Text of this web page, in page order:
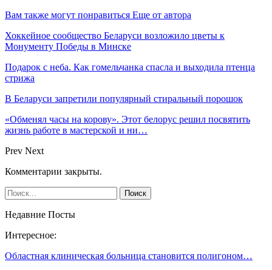
Вам также могут понравиться Еще от автора
Хоккейное сообщество Беларуси возложило цветы к
Монументу Победы в Минске
Подарок с неба. Как гомельчанка спасла и выходила птенца
стрижа
В Беларуси запретили популярный стиральный порошок
«Обменял часы на корову». Этот белорус решил посвятить
жизнь работе в мастерской и ни…
Prev Next
Комментарии закрыты.
Недавние Посты
Интересное:
Областная клиническая больница становится полигоном…